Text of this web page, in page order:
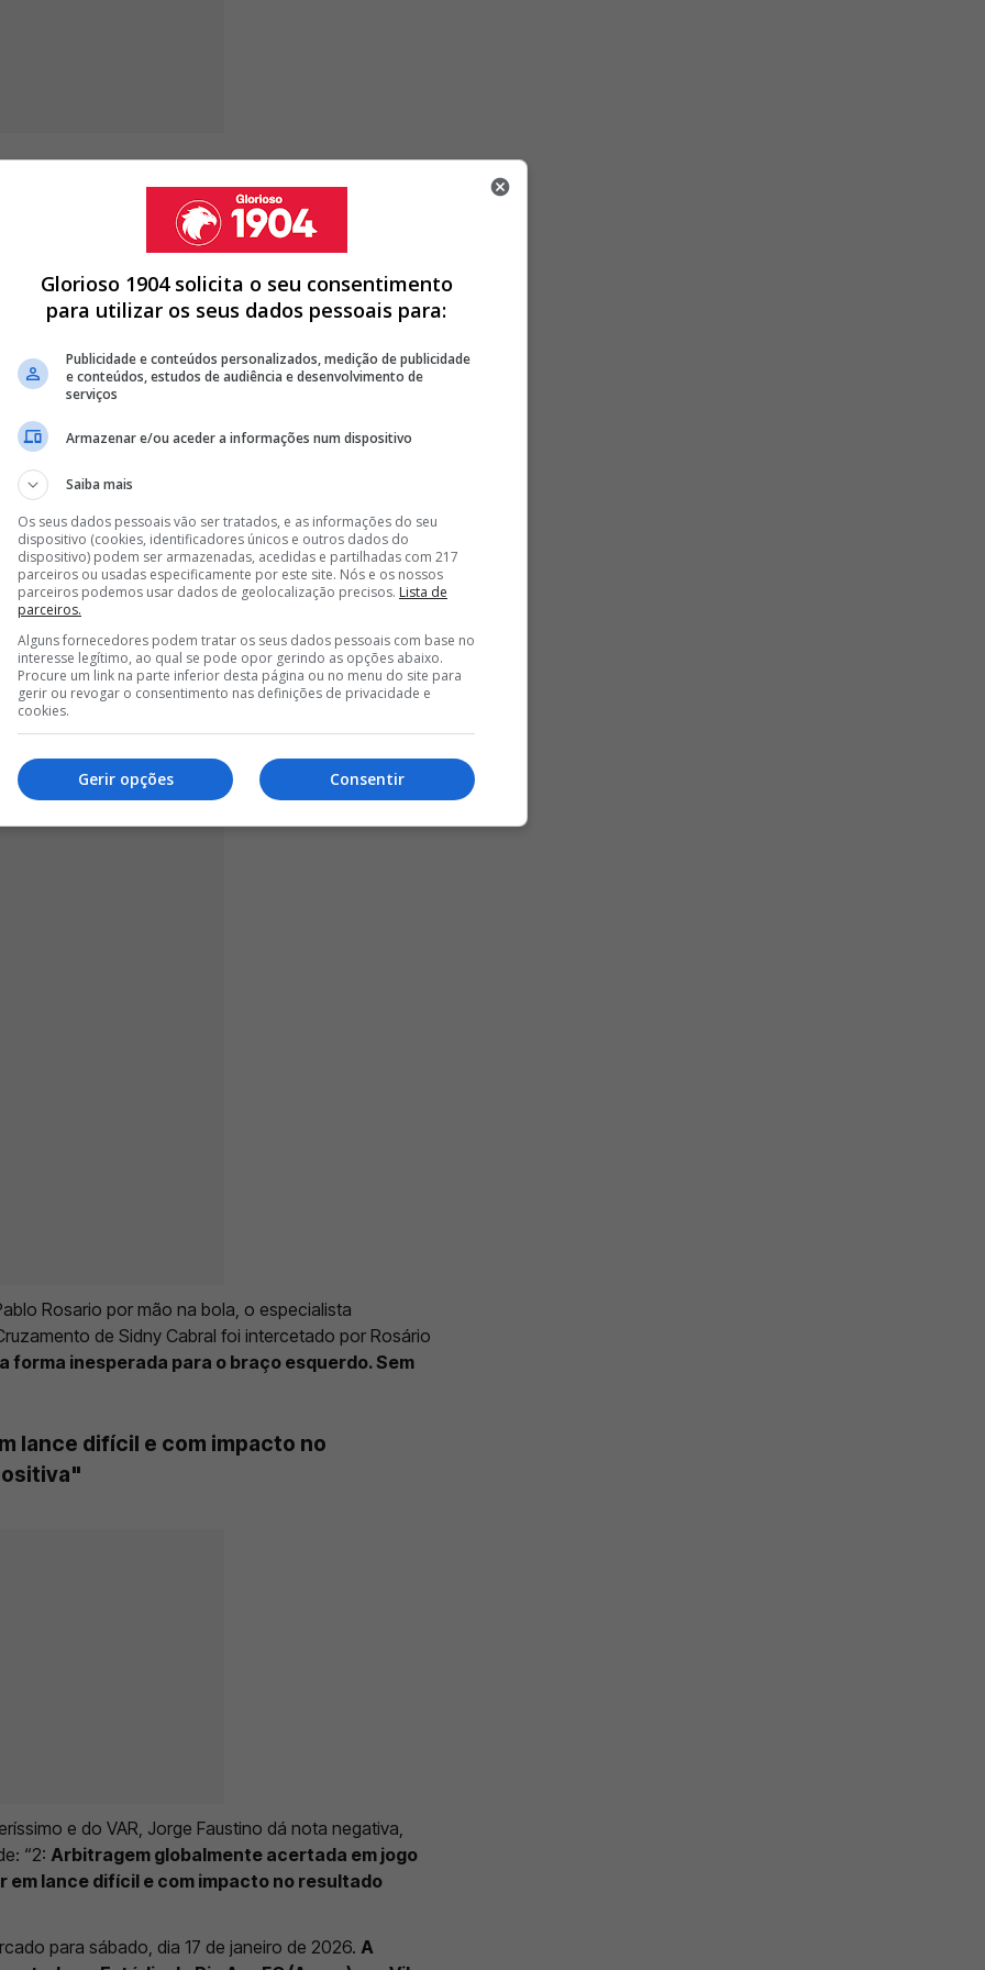
justificava o
DA TEMPORADA: CONFIRA OS DETALHES
EM PORTUGAL: CONFIRA OS DETALHES
BENFICA IMPÕE CONDIÇÃO
< >
pisando o pé de Leandro Barreiro e
lance. Situação difícil onde a jurisprudência
Jorge Faustino, em declarações ao Jornal
Rosario por mão na bola, o especialista
de Sidny Cabral foi intercetado por Rosário
forma inesperada para o braço esquerdo. Sem
lance difícil e com impacto no
e do VAR, Jorge Faustino dá nota negativa,
“2: Arbitragem globalmente acertada em jogo
lance difícil e com impacto no resultado
para sábado, dia 17 de janeiro de 2026. A
Glorioso 1904 solicita o seu consentimento
para utilizar os seus dados pessoais para:
Publicidade e conteúdos personalizados, medição de publicidade
e conteúdos, estudos de audiência e desenvolvimento de
serviços
Armazenar e/ou aceder a informações num dispositivo
Saiba mais
Os seus dados pessoais vão ser tratados, e as informações do seu
dispositivo (cookies, identificadores únicos e outros dados do
dispositivo) podem ser armazenadas, acedidas e partilhadas com 217
parceiros ou usadas especificamente por este site. Nós e os nossos
parceiros podemos usar dados de geolocalização precisos. Lista de
parceiros.
Alguns fornecedores podem tratar os seus dados pessoais com base no
interesse legítimo, ao qual se pode opor gerindo as opções abaixo.
Procure um link na parte inferior desta página ou no menu do site para
gerir ou revogar o consentimento nas definições de privacidade e
cookies.
Consentir
Gerir opções